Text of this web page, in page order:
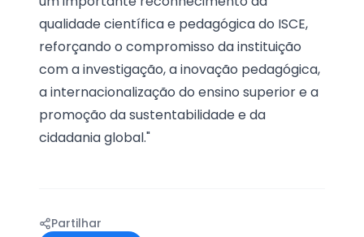
qualidade científica e pedagógica do ISCE,
reforçando o compromisso da instituição
com a investigação, a inovação pedagógica,
a internacionalização do ensino superior e a
promoção da sustentabilidade e da
cidadania global."
Partilhar